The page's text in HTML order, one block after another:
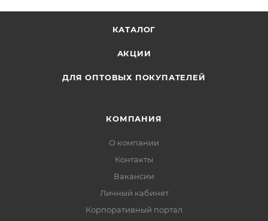
КАТАЛОГ
АКЦИИ
ДЛЯ ОПТОВЫХ ПОКУПАТЕЛЕЙ
КОМПАНИЯ
О компании
Контакты
Вакансии
Личный кабинет
Корпоративный портал